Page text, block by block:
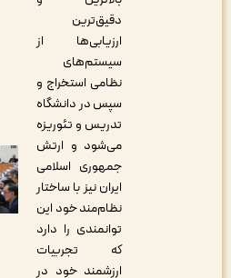
دقیق‌ترین
ارزیابی‌ها از
سیستم‌های
نظامی استخراج و
سپس در دانشگاه
تدریس و تئوریزه
می‌شود و ارتش
جمهوری اسلامی
ایران نیز با ساختار
نظام‌مند خود این
توانمندی را دارد
که تجربیات
ارزشمند خود در